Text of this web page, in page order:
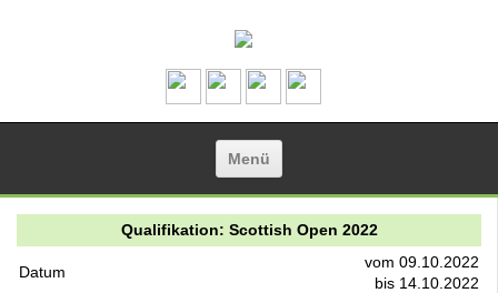
Menü
Qualifikation: Scottish Open 2022
Datum
vom 09.10.2022
bis 14.10.2022